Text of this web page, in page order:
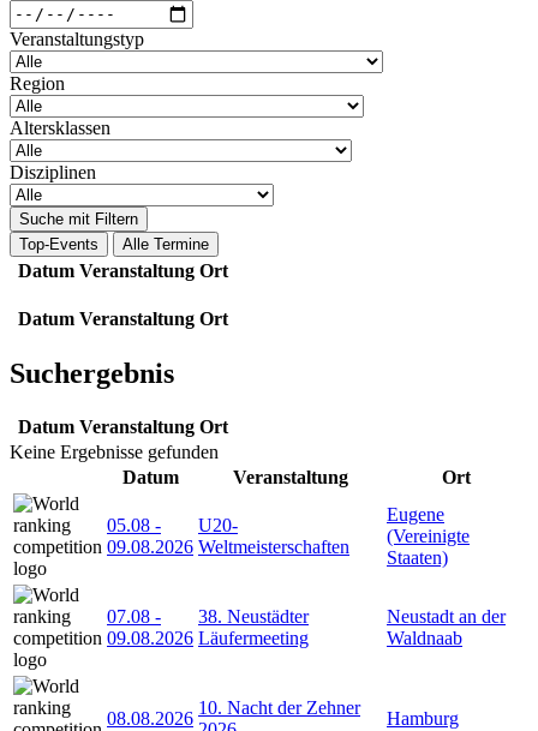
Veranstaltungstyp
Region
Altersklassen
Disziplinen
Suche mit Filtern
Top-Events
Alle Termine
Datum Veranstaltung Ort
Datum Veranstaltung Ort
Suchergebnis
Datum Veranstaltung Ort
Keine Ergebnisse gefunden
Datum
Veranstaltung Ort
05.08 -
09.08.2026
U20-
Weltmeisterschaften
Eugene
(Vereinigte
Staaten)
07.08 -
09.08.2026
38. Neustädter
Läufermeeting
Neustadt an der
Waldnaab
08.08.2026
10. Nacht der Zehner
Hamburg